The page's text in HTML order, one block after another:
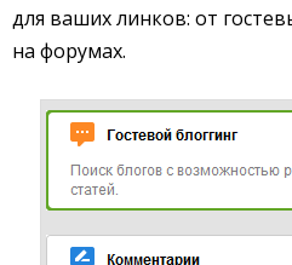
для ваших линков: от
на форумах.